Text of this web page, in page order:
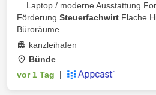
... Laptop / moderne Ausstattung
Förderung Steuerfachwirt Flache
Büroräume ...
kanzleihafen
Bünde
vor 1 Tag